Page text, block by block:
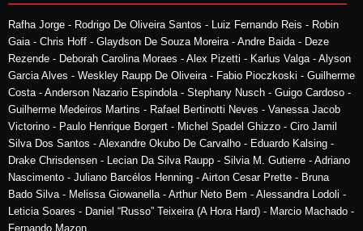
Rafha Jorge - Rodrigo De Oliveira Santos - Luiz Fernando Reis - Robin
Gaia - Chris Hoff - Glaydson De Souza Moreira - Andre Baida - Deze
Rezende - Deborah Carolina Moraes - Alex Pizetti - Karlus Valga - Alyson
Garcia Alves - Weskley Raupp De Oliveira - Fabio Pioczkoski - Guilherme
Costa - Anderson Nazario Espindola - Stephany Nusch - Guigo Cardoso -
Guilherme Medeiros Martins - Rafael Bertinotti Neves - Vanessa Jacob
Victorino - Paulo Henrique Borgert - Michel Spadel Ghizzo - Ciro Jamil
Silva Dos Santos - Alexandre Okubo De Carvalho - Eduardo Kalsing -
Drake Chrisdensen - Lecian Da Silva Raupp - Silvia M. Gutierre - Adriano
Nascimento - Juliano Barcélos Henning - Airton Cesar Prette - Bruna
Bado Silva - Melissa Giowanella - Arthur Neto Bem - Alessandra Lodoli -
Leticia Soares - Daniel “Russo” Teixeira (A Hora Hard) - Marcio Machado -
Fernando Mazon